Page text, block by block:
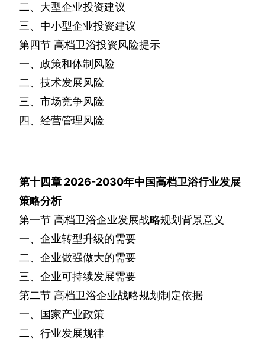
二、大型企业投资建议
三、中小型企业投资建议
第四节 高档卫浴投资风险提示
一、政策和体制风险
二、技术发展风险
三、市场竞争风险
四、经营管理风险
第十四章 2026-2030年中国高档卫浴行业发展
策略分析
第一节 高档卫浴企业发展战略规划背景意义
一、企业转型升级的需要
二、企业做强做大的需要
三、企业可持续发展需要
第二节 高档卫浴企业战略规划制定依据
一、国家产业政策
二、行业发展规律